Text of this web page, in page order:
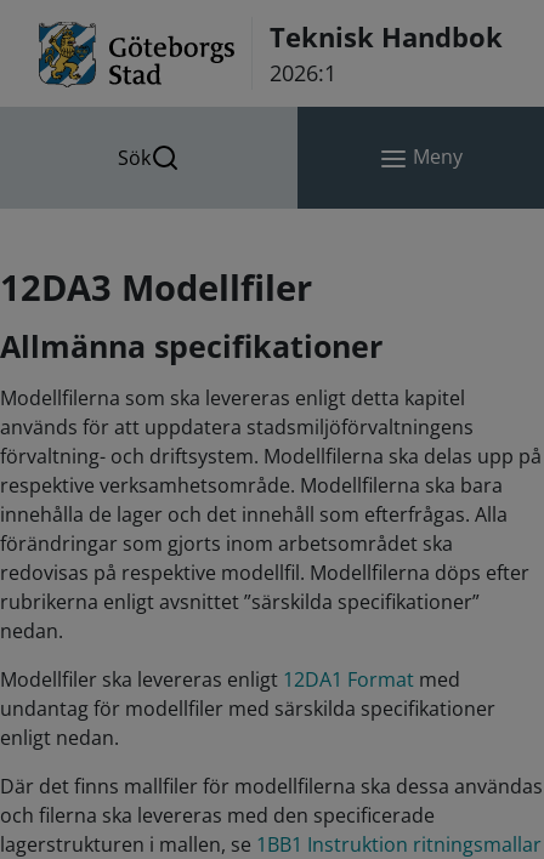
Teknisk Handbok
2026:1
Sök Meny
12DA3 Modellfiler
Allmänna specifikationer
Modellfilerna som ska levereras enligt detta kapitel
används för att uppdatera stadsmiljöförvaltningens
förvaltning- och driftsystem. Modellfilerna ska delas upp på
respektive verksamhetsområde. Modellfilerna ska bara
innehålla de lager och det innehåll som efterfrågas. Alla
förändringar som gjorts inom arbetsområdet ska
redovisas på respektive modellfil. Modellfilerna döps efter
rubrikerna enligt avsnittet ”särskilda specifikationer”
nedan.
Modellfiler ska levereras enligt 12DA1 Format med
undantag för modellfiler med särskilda specifikationer
enligt nedan.
Där det finns mallfiler för modellfilerna ska dessa användas
och filerna ska levereras med den specificerade
lagerstrukturen i mallen, se 1BB1 Instruktion ritningsmallar